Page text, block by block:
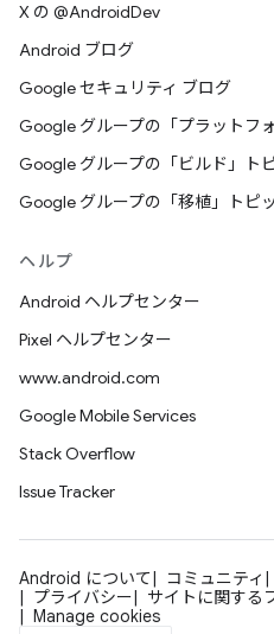
X の @AndroidDev
Android ブログ
Google セキュリティ ブログ
Google グループの「プラットフ
Google グループの「ビルド」ト
Google グループの「移植」トピ
ヘルプ
Android ヘルプセンター
Pixel ヘルプセンター
www.android.com
Google Mobile Services
Stack Overflow
Issue Tracker
Android について コミュニティ
プライバシー
サイトに関する
Manage cookies